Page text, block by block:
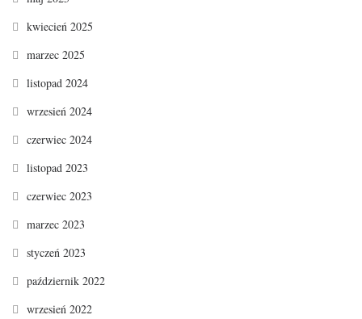
kwiecień 2025
marzec 2025
listopad 2024
wrzesień 2024
czerwiec 2024
listopad 2023
czerwiec 2023
marzec 2023
styczeń 2023
październik 2022
wrzesień 2022